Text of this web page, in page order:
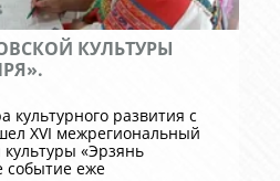
КУЛЬТУРЫ
культурного развития с
XVI межрегиональный
«Эрзянь
событие еже